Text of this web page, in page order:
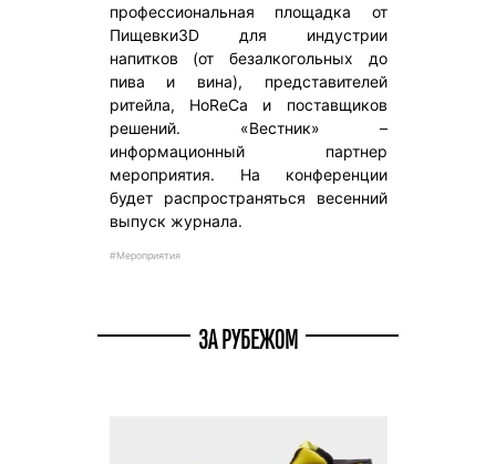
профессиональная площадка от
Пищевки3D для индустрии
напитков (от безалкогольных до
пива и вина), представителей
ритейла, HoReCa и поставщиков
решений. «Вестник» –
информационный партнер
мероприятия. На конференции
будет распространяться весенний
выпуск журнала.
#Мероприятия
ЗА РУБЕЖОМ